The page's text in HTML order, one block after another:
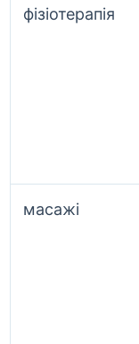
фізіотерапія
масажі